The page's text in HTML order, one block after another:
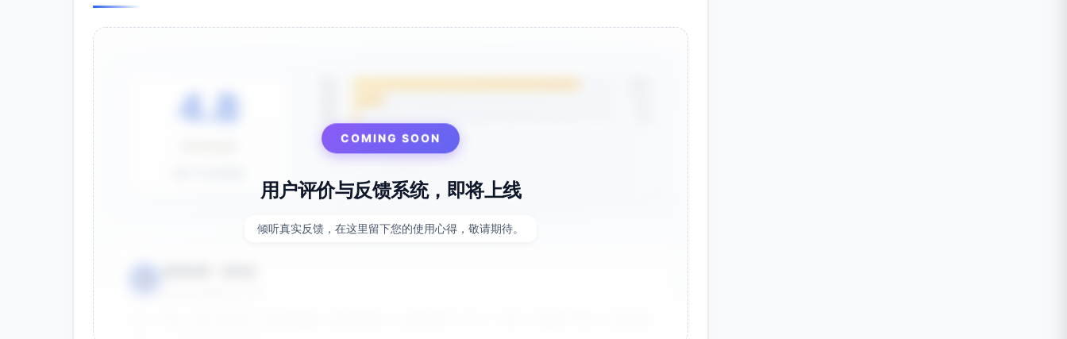
4.8
COMING SOON
用户评价与反馈系统，即将上线
倾听真实反馈，在这里留下您的使用心得，敬请期待。